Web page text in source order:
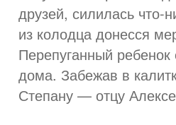
друзей, силилась что-
из колодца донесся
Перепуганный
дома. Забежав в
Степану — отцу